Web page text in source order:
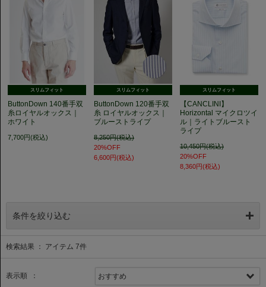
スリムフィット
ButtonDown 140番手双
糸ロイヤルオックス｜
ホワイト
7,700円(税込)
スリムフィット
ButtonDown 120番手双
糸 ロイヤルオックス｜
ブルーストライプ
8,250円(税込)
20%OFF
6,600円(税込)
スリムフィット
【CANCLINI】
Horizontal マイクロツイ
ル｜ライトブルースト
ライプ
10,450円(税込)
20%OFF
8,360円(税込)
条件を絞り込む
検索結果 ： アイテム 7件
表示順 ：